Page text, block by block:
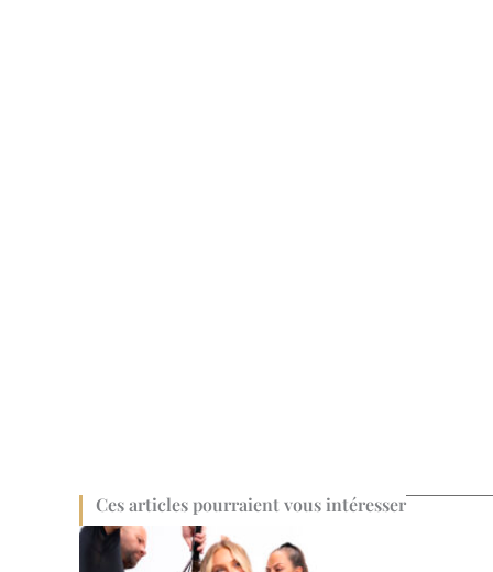
Ces articles pourraient vous intéresser